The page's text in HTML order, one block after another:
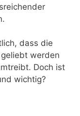
dass die
werden
Doch ist
wichtig?